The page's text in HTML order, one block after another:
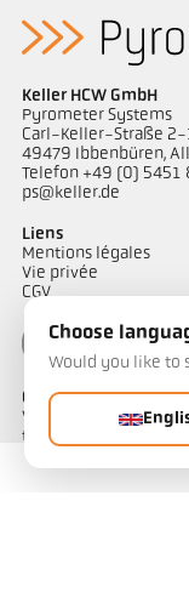
Keller HCW GmbH
Pyrometer Systems
Carl-Keller-Straße
49479 Ibbenbüren,
Telefon +49 (0) 5451
ps@keller.de
Liens
Mentions légales
Vie privée
CGV
Contact
Vous avez des
température ? Notre
Choose
Would you like to